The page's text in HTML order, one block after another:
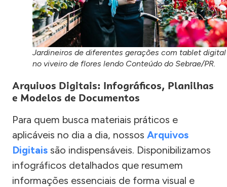
Jardineiros de diferentes gerações com tablet digital
no viveiro de flores lendo Conteúdo do Sebrae/PR.
Arquivos Digitais: Infográficos, Planilhas
e Modelos de Documentos
Para quem busca materiais práticos e
aplicáveis no dia a dia, nossos Arquivos
Digitais são indispensáveis. Disponibilizamos
infográficos detalhados que resumem
informações essenciais de forma visual e